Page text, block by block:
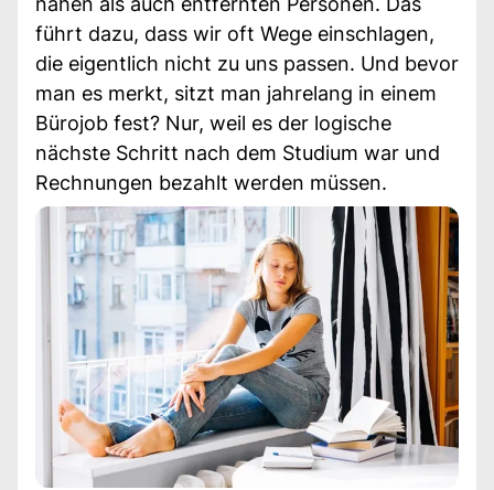
führt dazu, dass wir oft Wege einschlagen,
die eigentlich nicht zu uns passen. Und bevor
man es merkt, sitzt man jahrelang in einem
Bürojob fest? Nur, weil es der logische
nächste Schritt nach dem Studium war und
Rechnungen bezahlt werden müssen.